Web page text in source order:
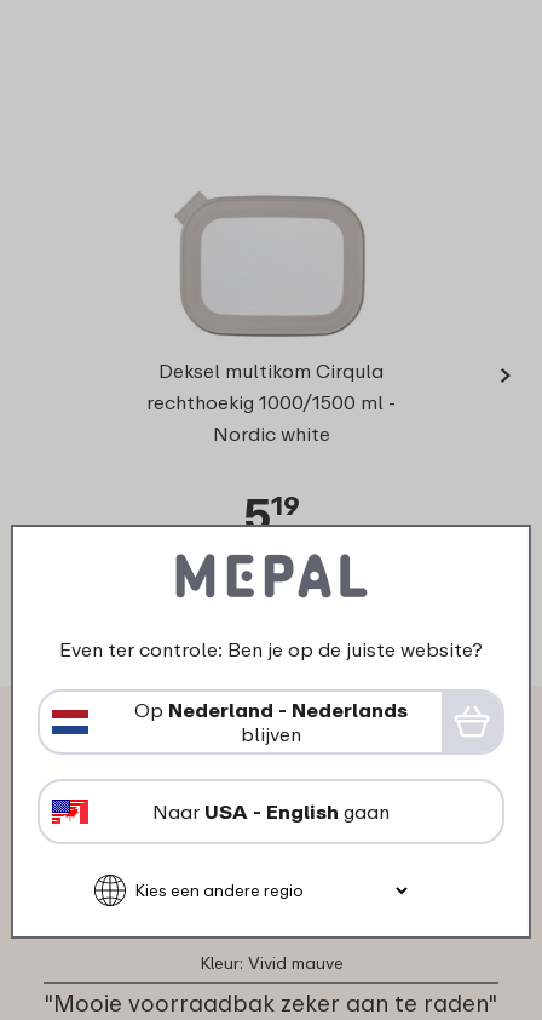
Deksel multikom Cirqula
rechthoekig 1000/1500 ml -
Nordic white
519
Bekijk Bestel
›
Wat anderen zeggen over
Multikom Cirqula rechthoekig
1000 ml:
Kleur: Vivid mauve
"Mooie voorraadbak zeker aan te raden"
Even ter controle: Ben je op de juiste website?
Op Nederland - Nederlands
blijven
Naar USA - English gaan